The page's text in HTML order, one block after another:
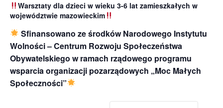
Warsztaty dla dzieci w wieku 3-6 lat zamieszkałych w
województwie mazowieckim
Sfinansowano ze środków Narodowego Instytutu
Wolności – Centrum Rozwoju Społeczeństwa
Obywatelskiego w ramach rządowego programu
wsparcia organizacji pozarządowych „Moc Małych
Społeczności”